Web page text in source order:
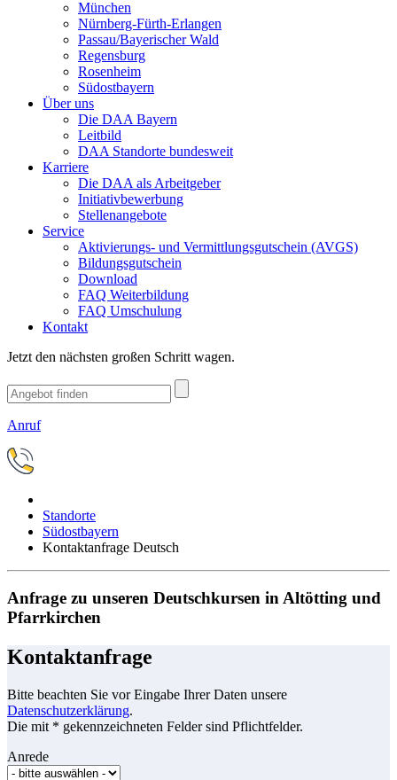
München
Nürnberg-Fürth-Erlangen
Passau/Bayerischer Wald
Regensburg
Rosenheim
Südostbayern
Über uns
Die DAA Bayern
Leitbild
DAA Standorte bundesweit
Karriere
Die DAA als Arbeitgeber
Initiativbewerbung
Stellenangebote
Service
Aktivierungs- und Vermittlungsgutschein (AVGS)
Bildungsgutschein
Download
FAQ Weiterbildung
FAQ Umschulung
Kontakt
Jetzt den nächsten großen Schritt wagen.
Anruf
Standorte
Südostbayern
Kontaktanfrage Deutsch
Anfrage zu unseren Deutschkursen in Altötting und
Pfarrkirchen
Kontaktanfrage
Bitte beachten Sie vor Eingabe Ihrer Daten unsere
Datenschutzerklärung.
Die mit * gekennzeichneten Felder sind Pflichtfelder.
Anrede